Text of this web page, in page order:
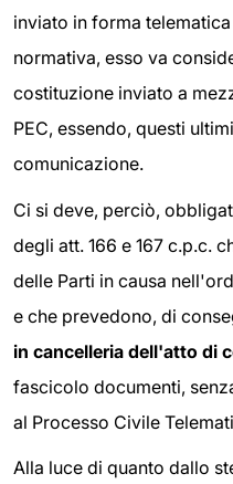
inviato in forma
normativa, esso va
costituzione inviato a
PEC, essendo, questi
comunicazione.
Ci si deve, perciò,
degli att. 166 e 167 c.p.c.
delle Parti in causa
e che prevedono, di
in cancelleria dell'atto di
fascicolo documenti,
al Processo Civile
Alla luce di quanto dallo